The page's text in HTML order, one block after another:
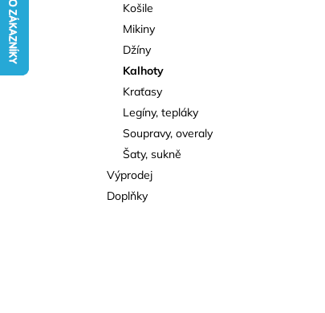
Košile
Mikiny
Džíny
Kalhoty
Kraťasy
Legíny, tepláky
Soupravy, overaly
Šaty, sukně
Výprodej
Doplňky